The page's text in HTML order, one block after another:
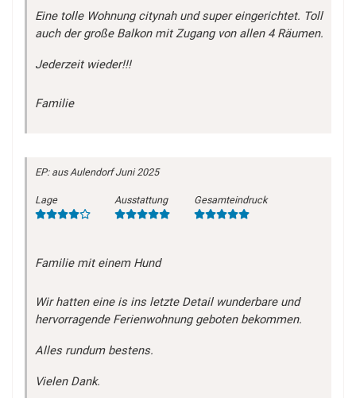
Eine tolle Wohnung citynah und super eingerichtet. Toll
auch der große Balkon mit Zugang von allen 4 Räumen.
Jederzeit wieder!!!
Familie
EP:aus Aulendorf Juni 2025
Lage Ausstattung Gesamteindruck
Familie mit einem Hund
Wir hatten eine is ins letzte Detail wunderbare und
hervorragende Ferienwohnung geboten bekommen.
Alles rundum bestens.
Vielen Dank.